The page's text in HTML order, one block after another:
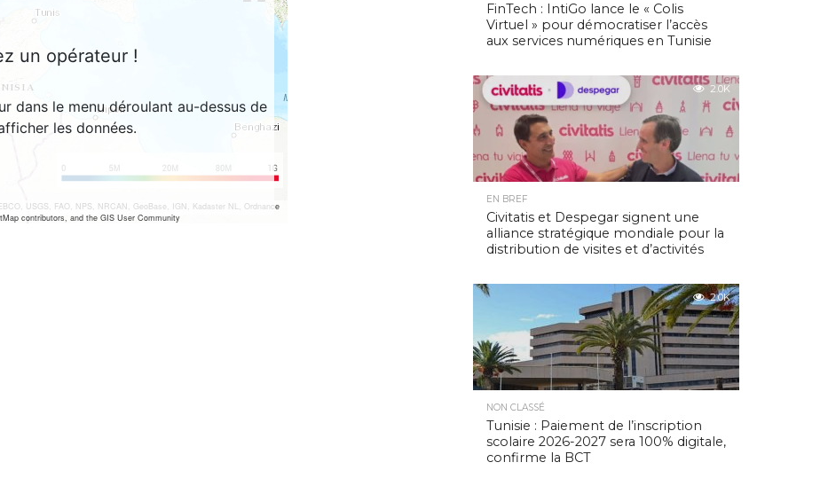
FinTech : IntiGo lance le « Colis
Virtuel » pour démocratiser l’accès
aux services numériques en Tunisie
2.0K
EN BREF
Civitatis et Despegar signent une
alliance stratégique mondiale pour la
distribution de visites et d’activités
2.0K
NON CLASSÉ
Tunisie : Paiement de l’inscription
scolaire 2026-2027 sera 100% digitale,
confirme la BCT